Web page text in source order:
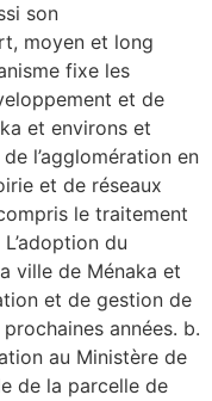
son
moyen et long
fixe les
et de
et environs et
l’agglomération en
et de réseaux
le traitement
du
ville de Ménaka et
et de gestion de
années. b.
au Ministère de
de la parcelle de